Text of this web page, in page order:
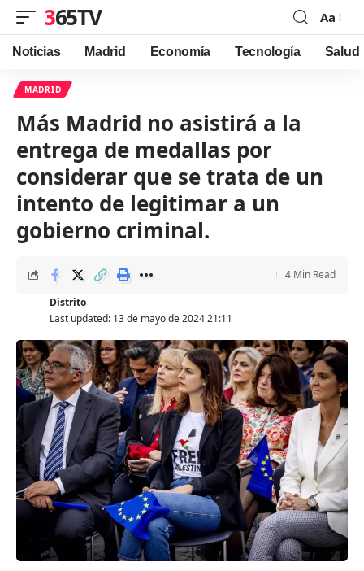
365TV
Font
Resizer
Aa
Noticias Madrid Economía Tecnología Salud
MADRID
Más Madrid no asistirá a la
entrega de medallas por
considerar que se trata de un
intento de legitimar a un
gobierno criminal.
Last updated: 13 de mayo de 2024 21:11
Distrito
4 Min Read